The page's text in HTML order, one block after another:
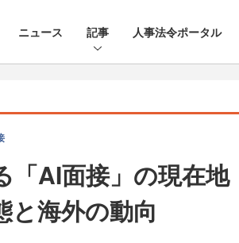
ニュース 記事 人事法令ポータル
「AI面接」の現在
と海外の動向